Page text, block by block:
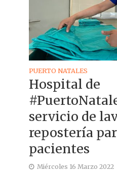
PUERTO NATALES
Hospital de
servicio de
repostería
pacientes
Miércoles 16 Marzo 2022